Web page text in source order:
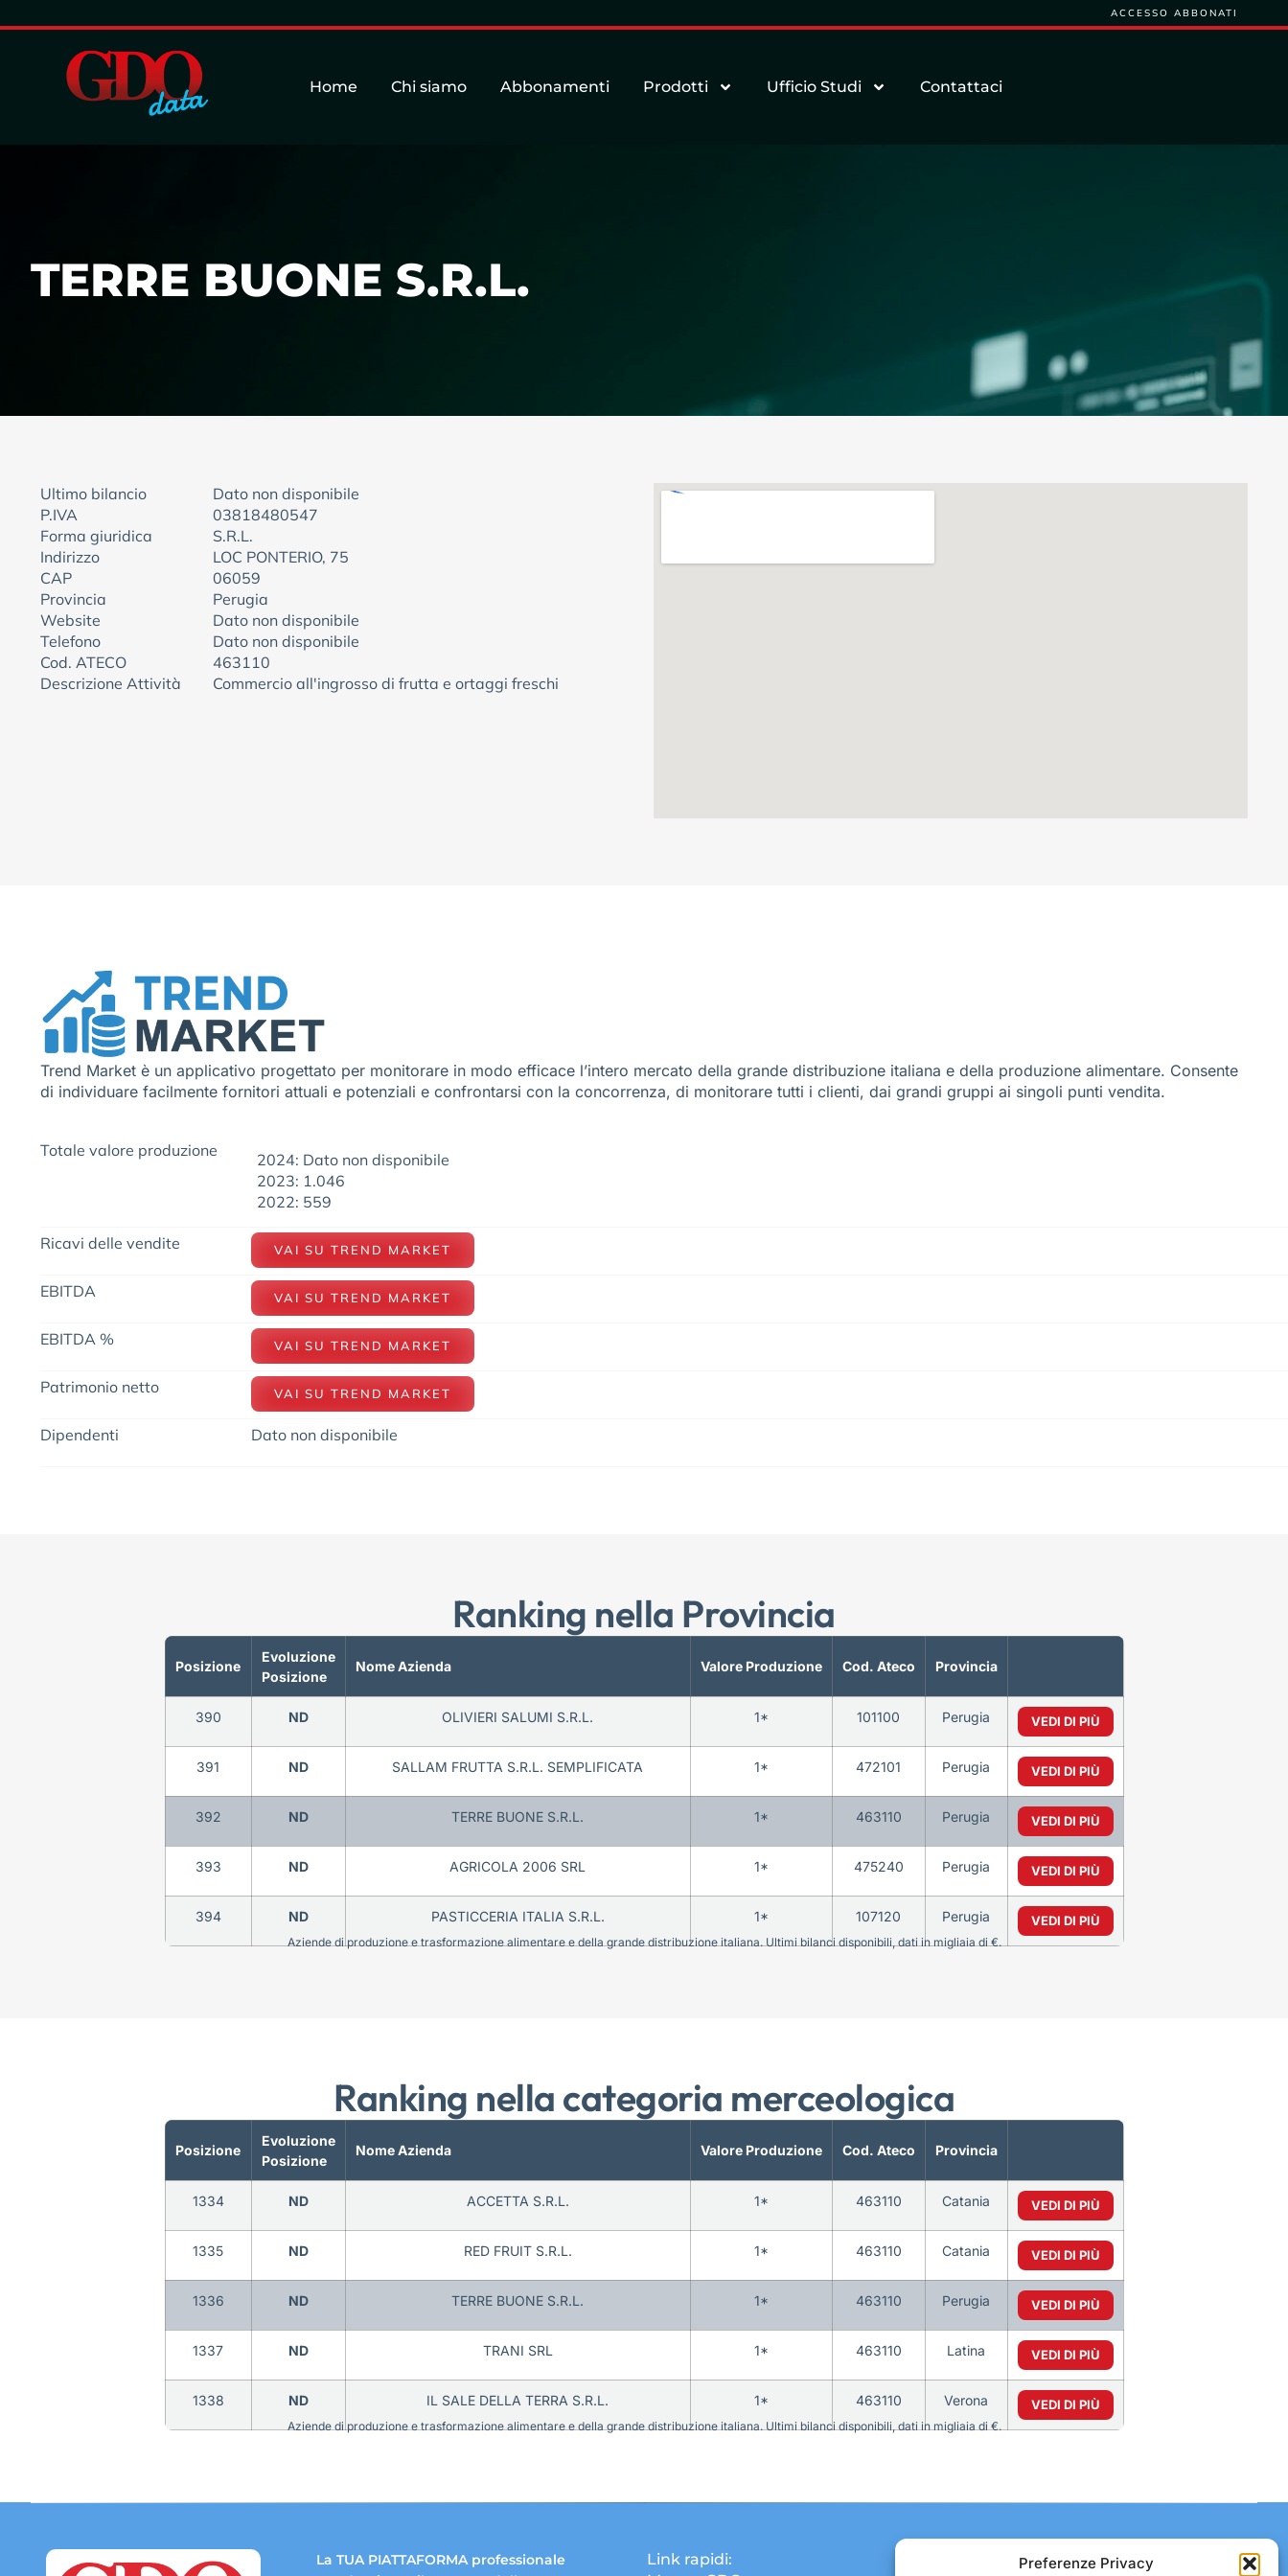
Preferenze Privacy
ACCESSO ABBONATI
Home Chi siamo Abbonamenti Prodotti Ufficio Studi Contattaci
TERRE BUONE S.R.L.
Ultimo bilancio
Dato non disponibile
P.IVA
03818480547
Forma giuridica
S.R.L.
Indirizzo
LOC PONTERIO, 75
CAP
06059
Provincia
Perugia
Website
Dato non disponibile
Telefono
Dato non disponibile
Cod. ATECO
463110
Descrizione Attività
Commercio all'ingrosso di frutta e ortaggi freschi
Trend Market è un applicativo progettato per monitorare in modo efficace l’intero mercato della grande distribuzione italiana e della produzione alimentare. Consente
di individuare facilmente fornitori attuali e potenziali e confrontarsi con la concorrenza, di monitorare tutti i clienti, dai grandi gruppi ai singoli punti vendita.
Totale valore produzione
2024: Dato non disponibile
2023: 1.046
2022: 559
Ricavi delle vendite VAI SU TREND MARKET
EBITDA VAI SU TREND MARKET
EBITDA % VAI SU TREND MARKET
Patrimonio netto VAI SU TREND MARKET
Dipendenti Dato non disponibile
Ranking nella Provincia
Posizione
Evoluzione
Posizione
Nome Azienda Valore Produzione Cod. Ateco Provincia
390 ND OLIVIERI SALUMI S.R.L. 1* 101100 Perugia VEDI DI PIÙ
391 ND SALLAM FRUTTA S.R.L. SEMPLIFICATA 1* 472101 Perugia VEDI DI PIÙ
392 ND TERRE BUONE S.R.L. 1* 463110 Perugia VEDI DI PIÙ
393 ND AGRICOLA 2006 SRL 1* 475240 Perugia VEDI DI PIÙ
394 ND PASTICCERIA ITALIA S.R.L. 1* 107120 Perugia VEDI DI PIÙ
Aziende di produzione e trasformazione alimentare e della grande distribuzione italiana. Ultimi bilanci disponibili, dati in migliaia di €.
Ranking nella categoria merceologica
Posizione
Evoluzione
Posizione
Nome Azienda Valore Produzione Cod. Ateco Provincia
1334 ND ACCETTA S.R.L. 1* 463110 Catania VEDI DI PIÙ
1335 ND RED FRUIT S.R.L. 1* 463110 Catania VEDI DI PIÙ
1336 ND TERRE BUONE S.R.L. 1* 463110 Perugia VEDI DI PIÙ
1337 ND TRANI SRL 1* 463110 Latina VEDI DI PIÙ
1338 ND IL SALE DELLA TERRA S.R.L. 1* 463110 Verona VEDI DI PIÙ
Aziende di produzione e trasformazione alimentare e della grande distribuzione italiana. Ultimi bilanci disponibili, dati in migliaia di €.
La TUA PIATTAFORMA professionale
Link rapidi: